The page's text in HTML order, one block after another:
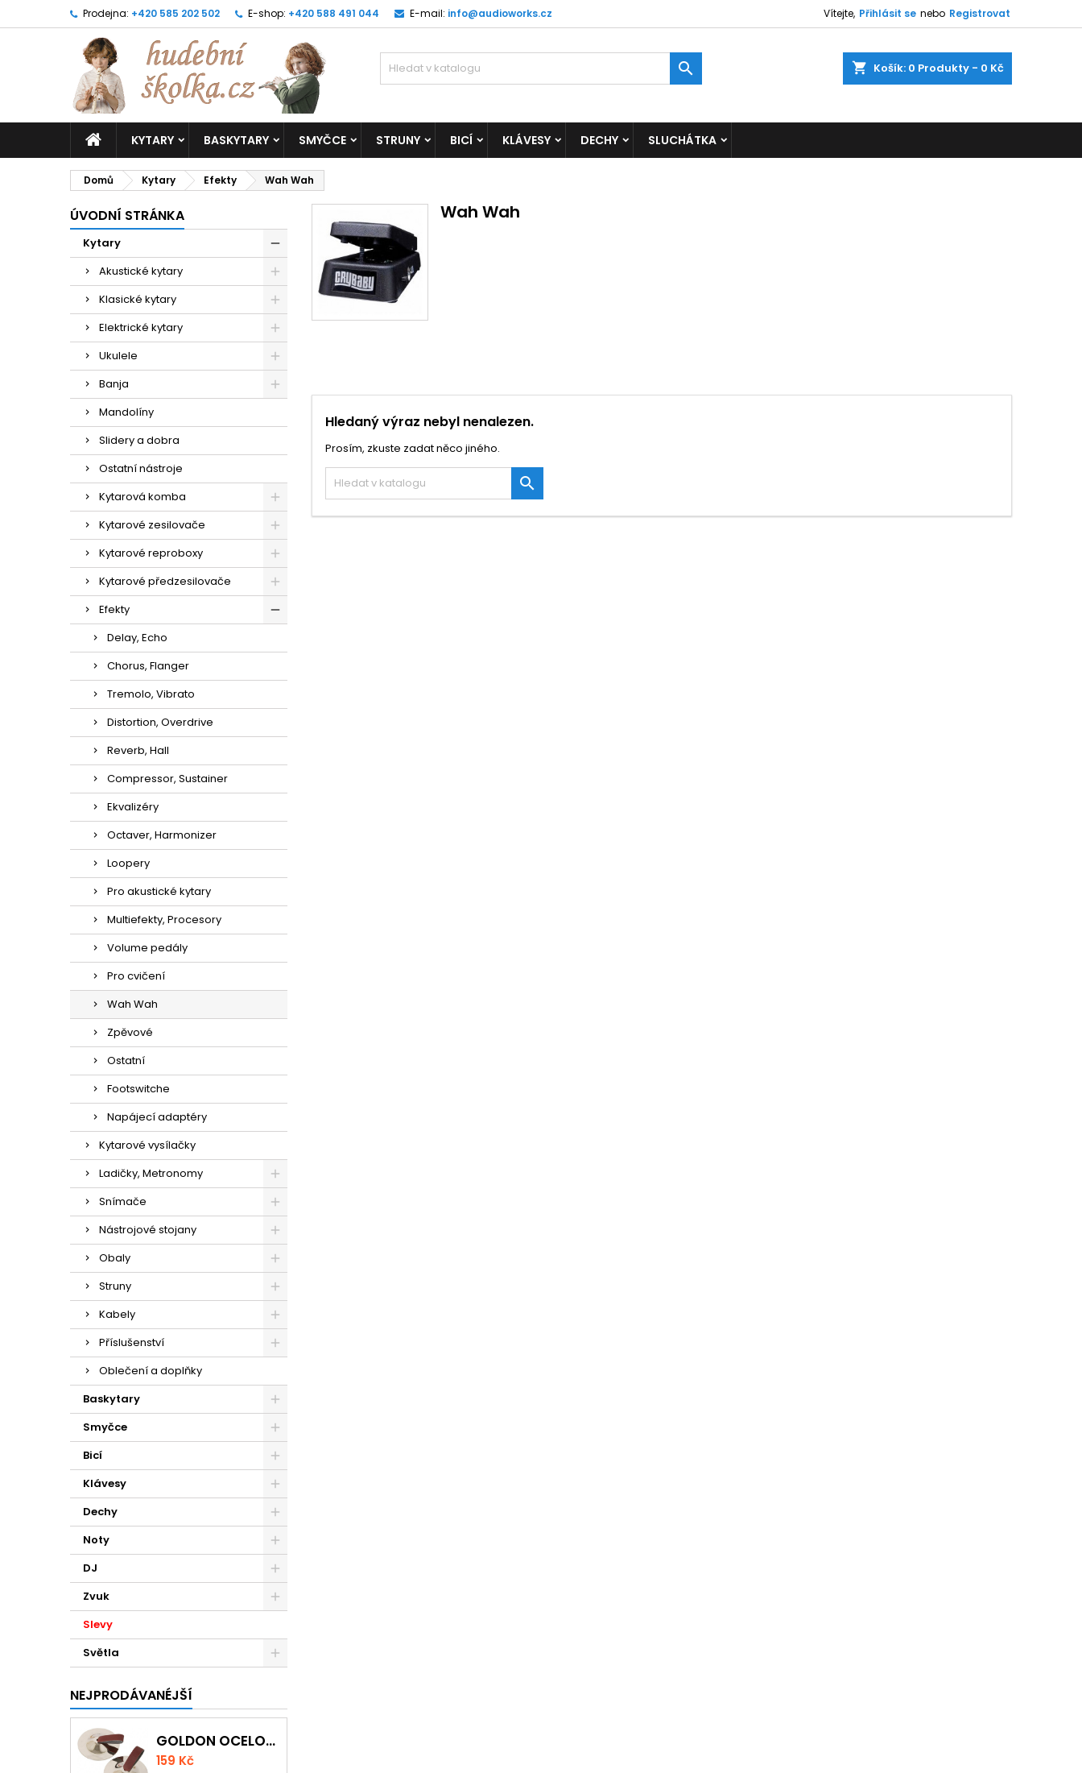
Prodejna: +420 585 202 502 E-shop: +420 588 491 044 E-mail: info@audioworks.cz Vítejte, Přihlásit se nebo Registrovat
shopping_cart Košík: 0 Produkty - 0 Kč

KYTARY BASKYTARY SMYČCE STRUNY BICÍ KLÁVESY DECHY SLUCHÁTKA
Domů Kytary Efekty Wah Wah
ÚVODNÍ STRÁNKA
Kytary
Akustické kytary
Klasické kytary
Elektrické kytary
Ukulele
Banja
Mandolíny
Slidery a dobra
Ostatní nástroje
Kytarová komba
Kytarové zesilovače
Kytarové reproboxy
Kytarové předzesilovače
Efekty
Delay, Echo
Chorus, Flanger
Tremolo, Vibrato
Distortion, Overdrive
Reverb, Hall
Compressor, Sustainer
Ekvalizéry
Octaver, Harmonizer
Loopery
Pro akustické kytary
Multiefekty, Procesory
Volume pedály
Pro cvičení
Wah Wah
Zpěvové
Ostatní
Footswitche
Napájecí adaptéry
Kytarové vysílačky
Ladičky, Metronomy
Snímače
Nástrojové stojany
Obaly
Struny
Kabely
Příslušenství
Oblečení a doplňky
Baskytary
Smyčce
Bicí
Klávesy
Dechy
Noty
DJ
Zvuk
Slevy
Světla
NEJPRODÁVANÉJŠÍ
GOLDON OCELOVÉ PRSTOVÉ ČINELKY
159 Kč
Wah Wah
Hledaný výraz nebyl nenalezen.
Prosím, zkuste zadat něco jiného.
